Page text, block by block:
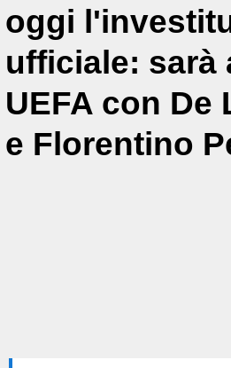
oggi
ufficiale: sarà
UEFA con De
e Florentino